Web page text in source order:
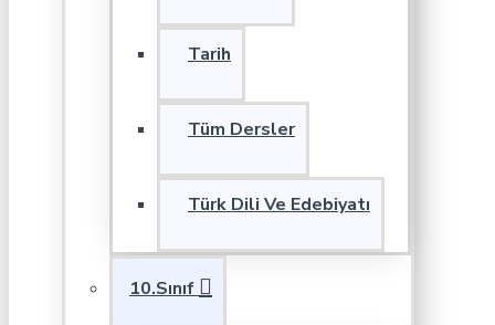
Tarih
Tüm Dersler
Türk Dili Ve Edebiyatı
10.Sınıf